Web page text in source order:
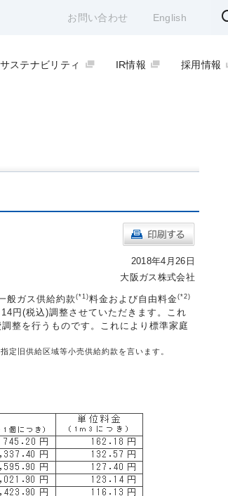
お問い合わせ English
サステナビリティ IR情報 採用情報
2018年4月26日
大阪ガス株式会社
般ガス供給約款 (*1)料金および自由料金(*2)
円(税込)調整させていただきます。これ
整を行うものです。これにより標準家庭
定旧供給区域等小売供給約款を言います。